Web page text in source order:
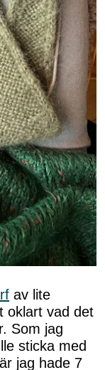
av lite
oklart vad det
Som jag
sticka med
jag hade 7